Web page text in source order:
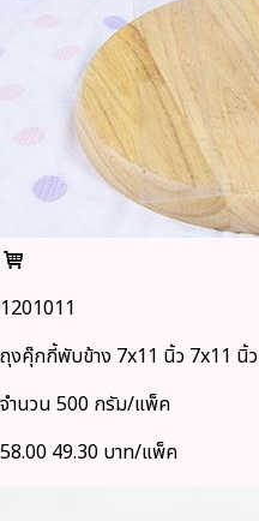
1201011
ถุงคุ๊กกี้พับข้าง 7x11 นิ้ว 7x11 นิ้ว
จำนวน 500 กรัม/แพ็ค
58.00 49.30 บาท/แพ็ค